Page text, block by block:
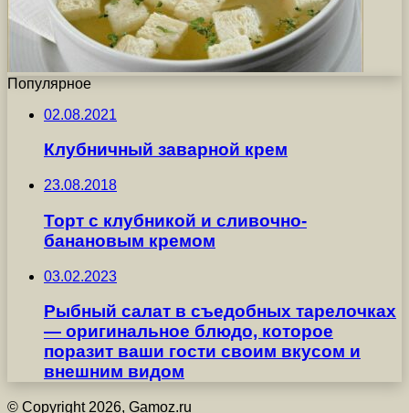
Популярное
02.08.2021
Клубничный заварной крем
23.08.2018
Торт с клубникой и сливочно-
банановым кремом
03.02.2023
Рыбный салат в съедобных тарелочках
— оригинальное блюдо, которое
поразит ваши гости своим вкусом и
внешним видом
© Copyright 2026, Gamoz.ru